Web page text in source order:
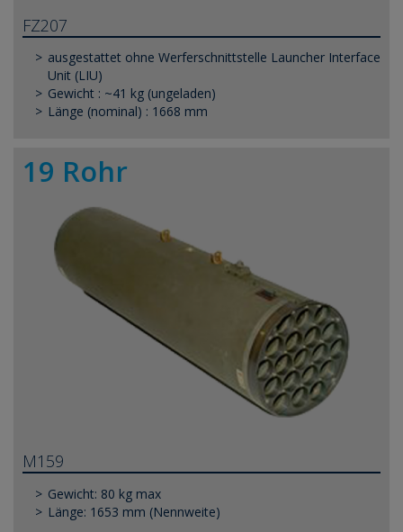
FZ207
ausgestattet ohne Werferschnittstelle Launcher Interface
Unit (LIU)
Gewicht : ~41 kg (ungeladen)
Länge (nominal) : 1668 mm
19 Rohr
M159
Gewicht: 80 kg max
Länge: 1653 mm (Nennweite)